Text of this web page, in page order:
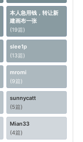
本人急用钱，转让新
建画布一张
(19篇)
slee1p
(13篇)
mromi
(9篇)
sunnycatt
(5篇)
Mian33
(4篇)